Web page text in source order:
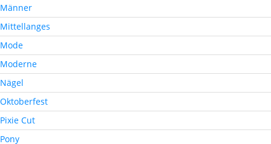
Männer
Mittellanges
Mode
Moderne
Nägel
Oktoberfest
Pixie Cut
Pony